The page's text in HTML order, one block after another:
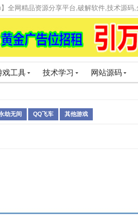
全网精品资源分享平台,破解软件,技术源码,
戏工具 技术学习 网站源码
劫无间 QQ飞车 其他游戏